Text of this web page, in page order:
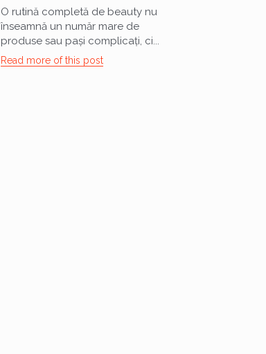
O rutină completă de beauty nu
înseamnă un număr mare de
produse sau pași complicați, ci...
Read more of this post